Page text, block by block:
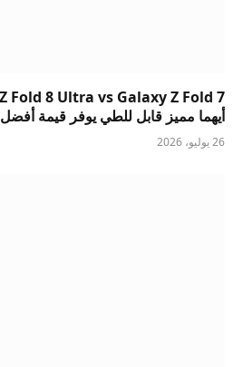
أيهما مميز قابل للطي يوفر قيمة أفضل
26 يوليو، 2026